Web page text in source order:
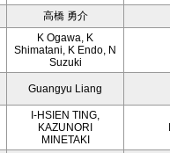
高橋 勇介
K Ogawa, K
Shimatani, K Endo, N
Suzuki
Guangyu Liang
I-HSIEN TING,
KAZUNORI
MINETAKI